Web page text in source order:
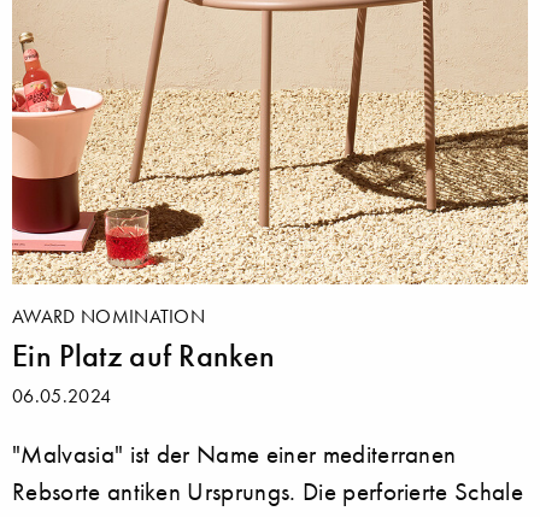
AWARD NOMINATION
Ein Platz auf Ranken
06.05.2024
"Malvasia" ist der Name einer mediterranen
Rebsorte antiken Ursprungs. Die perforierte Schale